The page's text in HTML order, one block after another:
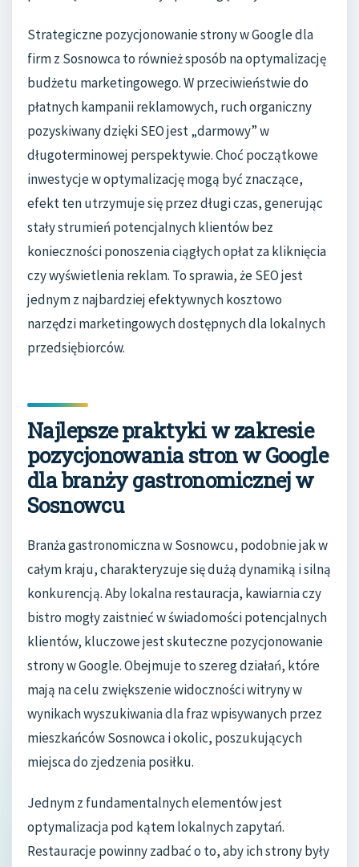
Strategiczne pozycjonowanie strony w Google dla
firm z Sosnowca to również sposób na optymalizację
budżetu marketingowego. W przeciwieństwie do
płatnych kampanii reklamowych, ruch organiczny
pozyskiwany dzięki SEO jest „darmowy” w
długoterminowej perspektywie. Choć początkowe
inwestycje w optymalizację mogą być znaczące,
efekt ten utrzymuje się przez długi czas, generując
stały strumień potencjalnych klientów bez
konieczności ponoszenia ciągłych opłat za kliknięcia
czy wyświetlenia reklam. To sprawia, że SEO jest
jednym z najbardziej efektywnych kosztowo
narzędzi marketingowych dostępnych dla lokalnych
przedsiębiorców.
Najlepsze praktyki w zakresie
pozycjonowania stron w Google
dla branży gastronomicznej w
Sosnowcu
Branża gastronomiczna w Sosnowcu, podobnie jak w
całym kraju, charakteryzuje się dużą dynamiką i silną
konkurencją. Aby lokalna restauracja, kawiarnia czy
bistro mogły zaistnieć w świadomości potencjalnych
klientów, kluczowe jest skuteczne pozycjonowanie
strony w Google. Obejmuje to szereg działań, które
mają na celu zwiększenie widoczności witryny w
wynikach wyszukiwania dla fraz wpisywanych przez
mieszkańców Sosnowca i okolic, poszukujących
miejsca do zjedzenia posiłku.
Jednym z fundamentalnych elementów jest
optymalizacja pod kątem lokalnych zapytań.
Restauracje powinny zadbać o to, aby ich strony były